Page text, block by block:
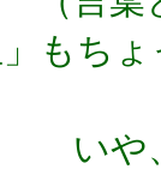
もち
と